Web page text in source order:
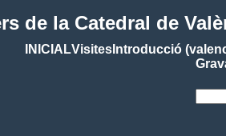
de la Catedral de
INICIALVisitesIntroducció